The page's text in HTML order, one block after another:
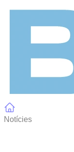
Notícies